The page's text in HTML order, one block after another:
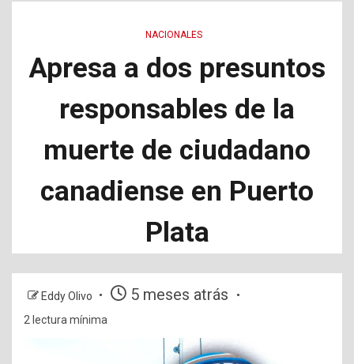
NACIONALES
Apresa a dos presuntos
responsables de la
muerte de ciudadano
canadiense en Puerto
Plata
Eddy Olivo 5 meses atrás
2 lectura mínima